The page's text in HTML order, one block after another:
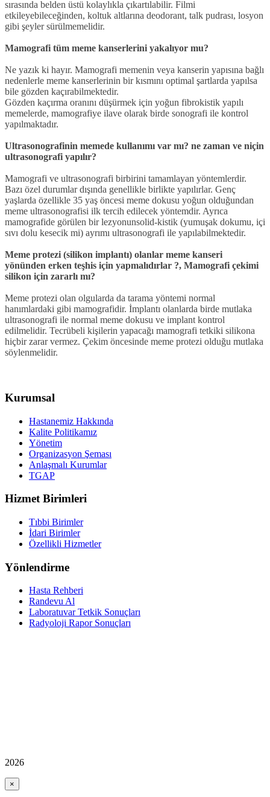
sırasında belden üstü kolaylıkla çıkartılabilir. Filmi
etkileyebileceğinden, koltuk altlarına deodorant, talk pudrası, losyon
gibi şeyler sürülmemelidir.
Mamografi tüm meme kanserlerini yakalıyor mu?
Ne yazık ki hayır. Mamografi memenin veya kanserin yapısına bağlı
nedenlerle meme kanserlerinin bir kısmını optimal şartlarda yapılsa
bile gözden kaçırabilmektedir.
Gözden kaçırma oranını düşürmek için yoğun fibrokistik yapılı
memelerde, mamografiye ilave olarak birde sonografi ile kontrol
yapılmaktadır.
Ultrasonografinin memede kullanımı var mı? ne zaman ve niçin
ultrasonografi yapılır?
Mamografi ve ultrasonografi birbirini tamamlayan yöntemlerdir.
Bazı özel durumlar dışında genellikle birlikte yapılırlar. Genç
yaşlarda özellikle 35 yaş öncesi meme dokusu yoğun olduğundan
meme ultrasonografisi ilk tercih edilecek yöntemdir. Ayrıca
mamografide görülen bir lezyonunsolid-kistik (yumuşak dokumu, içi
sıvı dolu kesecik mi) ayrımı ultrasonografi ile yapılabilmektedir.
Meme protezi (silikon implantı) olanlar meme kanseri
yönünden erken teşhis için yapmalıdırlar ?, Mamografi çekimi
silikon için zararlı mı?
Meme protezi olan olgularda da tarama yöntemi normal
hanımlardaki gibi mamografidir. İmplantı olanlarda birde mutlaka
ultrasonografi ile normal meme dokusu ve implant kontrol
edilmelidir. Tecrübeli kişilerin yapacağı mamografi tetkiki silikona
hiçbir zarar vermez. Çekim öncesinde meme protezi olduğu mutlaka
söylenmelidir.
Kurumsal
Hastanemiz Hakkında
Kalite Politikamız
Yönetim
Organizasyon Şeması
Anlaşmalı Kurumlar
TGAP
Hizmet Birimleri
Tıbbi Birimler
İdari Birimler
Özellikli Hizmetler
Yönlendirme
Hasta Rehberi
Randevu Al
Laboratuvar Tetkik Sonuçları
Radyoloji Rapor Sonuçları
2026
×